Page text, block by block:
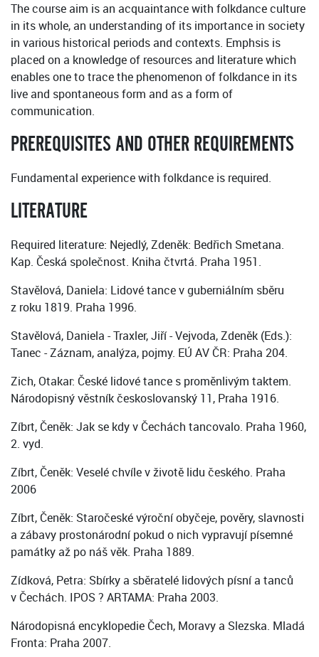
The course aim is an acquaintance with folkdance culture
in its whole, an understanding of its importance in society
in various historical periods and contexts. Emphsis is
placed on a knowledge of resources and literature which
enables one to trace the phenomenon of folkdance in its
live and spontaneous form and as a form of
communication.
PREREQUISITES AND OTHER REQUIREMENTS
Fundamental experience with folkdance is required.
LITERATURE
Required literature: Nejedlý, Zdeněk: Bedřich Smetana.
Kap. Česká společnost. Kniha čtvrtá. Praha 1951.
Stavělová, Daniela: Lidové tance v guberniálním sběru
z roku 1819. Praha 1996.
Stavělová, Daniela - Traxler, Jiří - Vejvoda, Zdeněk (Eds.):
Tanec - Záznam, analýza, pojmy. EÚ AV ČR: Praha 204.
Zich, Otakar: České lidové tance s proměnlivým taktem.
Národopisný věstník českoslovanský 11, Praha 1916.
Zíbrt, Čeněk: Jak se kdy v Čechách tancovalo. Praha 1960,
2. vyd.
Zíbrt, Čeněk: Veselé chvíle v životě lidu českého. Praha
2006
Zíbrt, Čeněk: Staročeské výroční obyčeje, pověry, slavnosti
a zábavy prostonárodní pokud o nich vypravují písemné
památky až po náš věk. Praha 1889.
Zídková, Petra: Sbírky a sběratelé lidových písní a tanců
v Čechách. IPOS ? ARTAMA: Praha 2003.
Národopisná encyklopedie Čech, Moravy a Slezska. Mladá
Fronta: Praha 2007.